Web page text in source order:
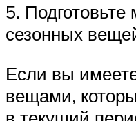
5.
сезонных
Если вы
вещами,